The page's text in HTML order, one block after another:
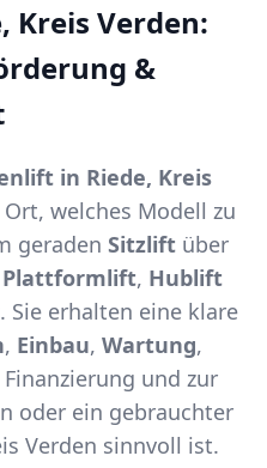
Kreis Verden:
&
in Riede, Kreis
welches Modell zu
geraden Sitzlift über
Plattformlift, Hublift
. Sie erhalten eine klare
, Einbau, Wartung,
Finanzierung und zur
oder ein gebrauchter
Verden sinnvoll ist.